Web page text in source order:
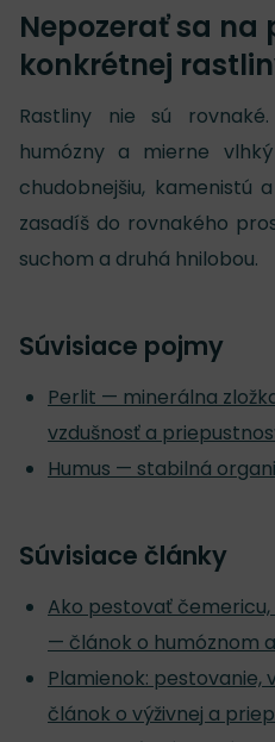
Nepozerať sa na
konkrétnej
Rastliny nie sú
humózny a mierne
chudobnejšiu, kamenistú
zasadíš do rovnakého
suchom a druhá hnilobou.
Súvisiace pojmy
Perlit — minerálna
vzdušnosť a
Humus — stabilná
Súvisiace články
Ako pestovať
— článok o humóznom
Plamienok:
článok o výživnej a